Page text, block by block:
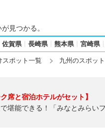
見つかる。
佐賀県 長崎県 熊本県 宮崎県
スポット一覧 九州のスポッ
ク席と宿泊ホテルがセット】
堪能できる！「みなとみらい